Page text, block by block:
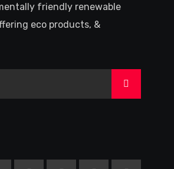
friendly renewable
eco products, &
>